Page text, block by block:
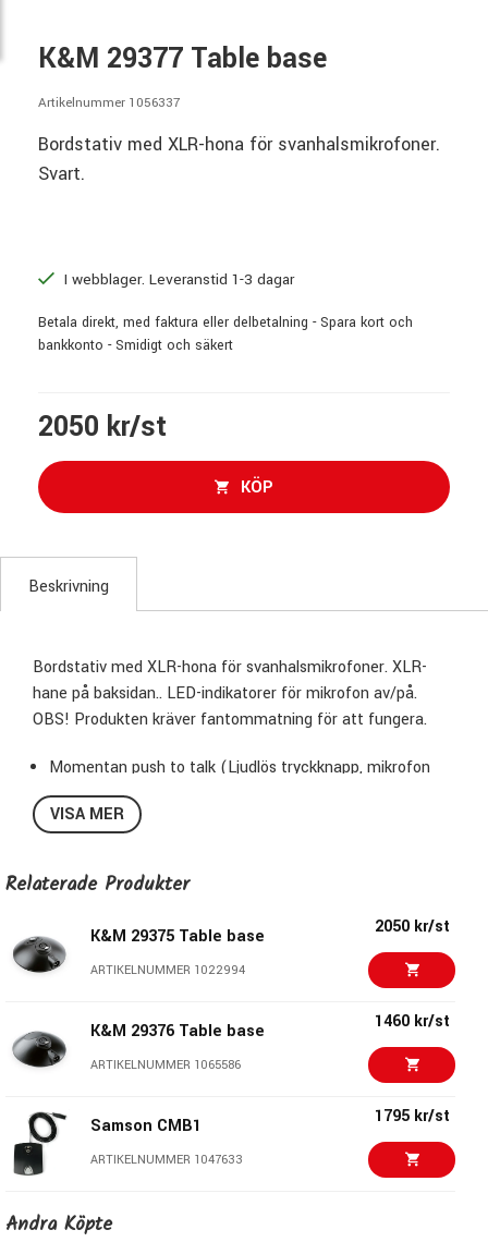
K&M 29377 Table base
Artikelnummer 1056337
Bordstativ med XLR-hona för svanhalsmikrofoner.
Svart.
I webblager. Leveranstid 1-3 dagar
Betala direkt, med faktura eller delbetalning - Spara kort och
bankkonto - Smidigt och säkert
2050 kr/st
KÖP
Beskrivning
Bordstativ med XLR-hona för svanhalsmikrofoner. XLR-
hane på baksidan.. LED-indikatorer för mikrofon av/på.
OBS! Produkten kräver fantommatning för att fungera.
Momentan push to talk (Ljudlös tryckknapp, mikrofon
aktiv i nertyckt läge)
Mått: ø 130, höjd 35 mm
Svart
VISA MER
Relaterade Produkter
K&M 29375 Table base
ARTIKELNUMMER 1022994
2050 kr/st
K&M 29376 Table base
ARTIKELNUMMER 1065586
1460 kr/st
Samson CMB1
ARTIKELNUMMER 1047633
1795 kr/st
K&M 23310 TableStand
Andra Köpte